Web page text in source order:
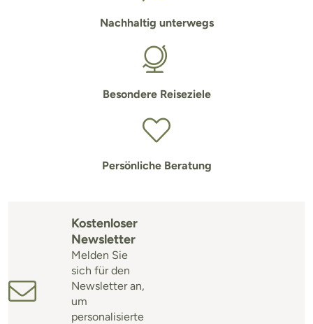
Nachhaltig unterwegs
Besondere Reiseziele
Persönliche Beratung
Kostenloser
Newsletter
Melden Sie
sich für den
Newsletter an,
um
personalisierte